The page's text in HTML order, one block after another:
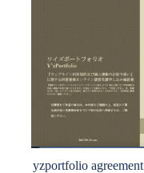
yzportfolio agreement